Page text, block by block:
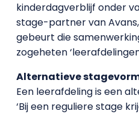
kinderdagverblijf onder
stage-partner van
gebeurt die
zogeheten
Alternatieve
Een leerafdeling is een
‘Bij een reguliere stage